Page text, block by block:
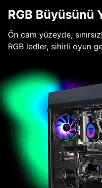
RGB Büyüsünü
Ön cam yüzeyde,
RGB ledler, sihirli oyun